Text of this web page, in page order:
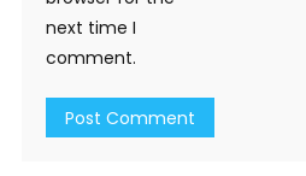
next time I
comment.